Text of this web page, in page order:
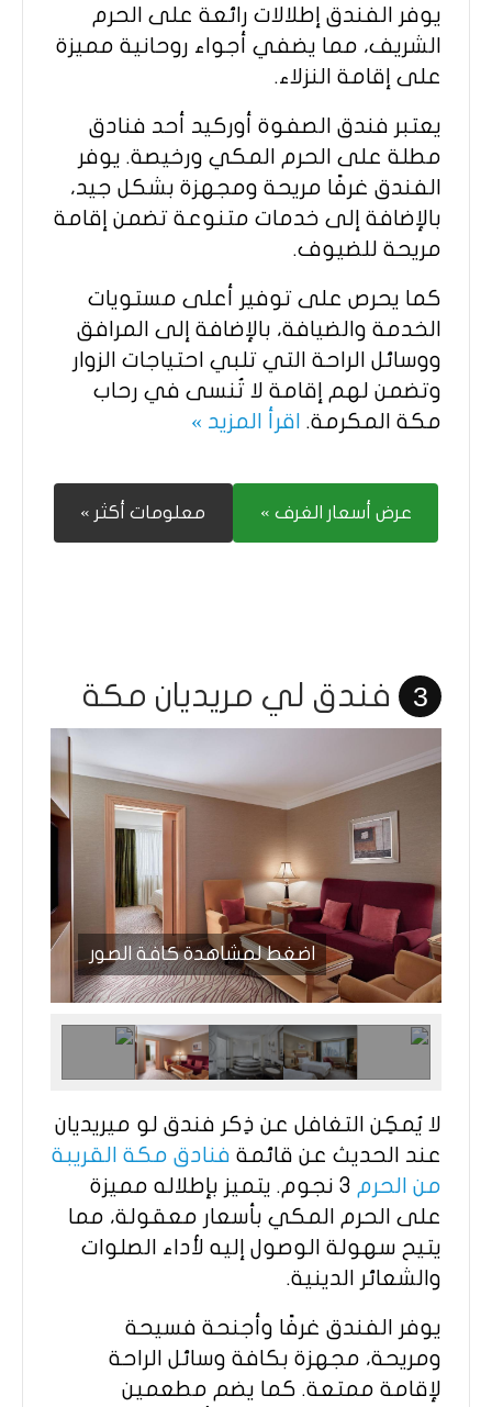
يوفر الفندق إطلالات رائعة على الحرم
الشريف، مما يضفي أجواء روحانية مميزة
على إقامة النزلاء.
يعتبر فندق الصفوة أوركيد أحد فنادق
مطلة على الحرم المكي ورخيصة. يوفر
الفندق غرفًا مريحة ومجهزة بشكل جيد،
بالإضافة إلى خدمات متنوعة تضمن إقامة
مريحة للضيوف.
كما يحرص على توفير أعلى مستويات
الخدمة والضيافة، بالإضافة إلى المرافق
ووسائل الراحة التي تلبي احتياجات الزوار
وتضمن لهم إقامة لا تُنسى في رحاب
مكة المكرمة. اقرأ المزيد »
عرض أسعار الغرف » معلومات أكثر »
3 فندق لي مريديان مكة
اضغط لمشاهدة كافة الصور
لا يُمكِن التغافل عن ذِكر فندق لو ميريديان
عند الحديث عن قائمة فنادق مكة القريبة
من الحرم
3 نجوم. يتميز بإطلاله مميزة
على الحرم المكي بأسعار معقولة، مما
يتيح سهولة الوصول إليه لأداء الصلوات
والشعائر الدينية.
يوفر الفندق غرفًا وأجنحة فسيحة
ومريحة، مجهزة بكافة وسائل الراحة
لإقامة ممتعة. كما يضم مطعمين